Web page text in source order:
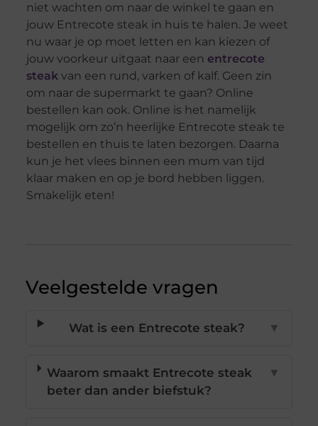
niet wachten om naar de winkel te gaan en
jouw Entrecote steak in huis te halen. Je weet
nu waar je op moet letten en kan kiezen of
jouw voorkeur uitgaat naar een entrecote
steakvan een rund, varken of kalf. Geen zin
om naar de supermarkt te gaan? Online
bestellen kan ook. Online is het namelijk
mogelijk om zo’n heerlijke Entrecote steak te
bestellen en thuis te laten bezorgen. Daarna
kun je het vlees binnen een mum van tijd
klaar maken en op je bord hebben liggen.
Smakelijk eten!
Veelgestelde vragen
Wat is een Entrecote steak? ▼
Waarom smaakt Entrecote steak
beter dan ander biefstuk?
▼